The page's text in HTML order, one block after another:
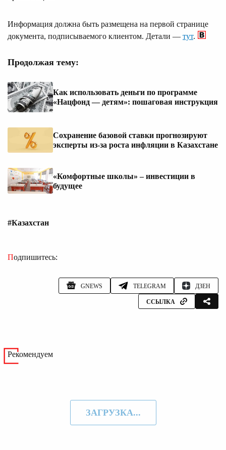
Информация должна быть размещена на первой странице
документа, подписываемого клиентом. Детали — тут.
Продолжая тему:
Как использовать деньги по программе
«Нацфонд — детям»: пошаговая инструкция
Сохранение базовой ставки прогнозируют
эксперты из-за роста инфляции в Казахстане
«Комфортные школы» – инвестиции в
будущее
#Казахстан
Подпишитесь:
GNEWS TELEGRAM ДЗЕН
ССЫЛКА
Рекомендуем
ЗАГРУЗКА...